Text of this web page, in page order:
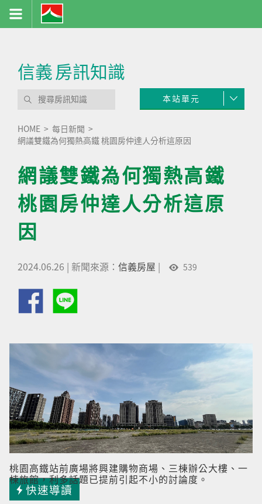
信義房訊知識
本站單元
HOME
每日新聞
網議雙鐵為何獨熱高鐵 桃園房仲達人分析這原因
網議雙鐵為何獨熱高鐵
桃園房仲達人分析這原
因
2024.06.26 | 新聞來源： 信義房屋 | 539
桃園高鐵站前廣場將興建購物商場、三棟辦公大樓、一
棟旅館，利多話題已提前引起不小的討論度。
快速導讀